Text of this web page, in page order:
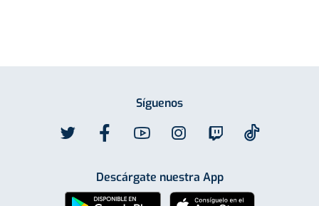
Síguenos
Descárgate nuestra App